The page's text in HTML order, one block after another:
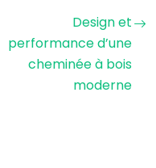
Design et
performance d’une
cheminée à bois
moderne